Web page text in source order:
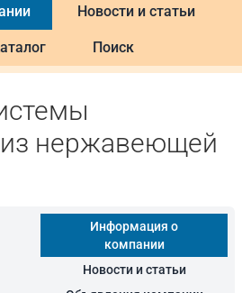
Новости и статьи
Поиск
нержавеющей
Информация о
компании
Новости и статьи